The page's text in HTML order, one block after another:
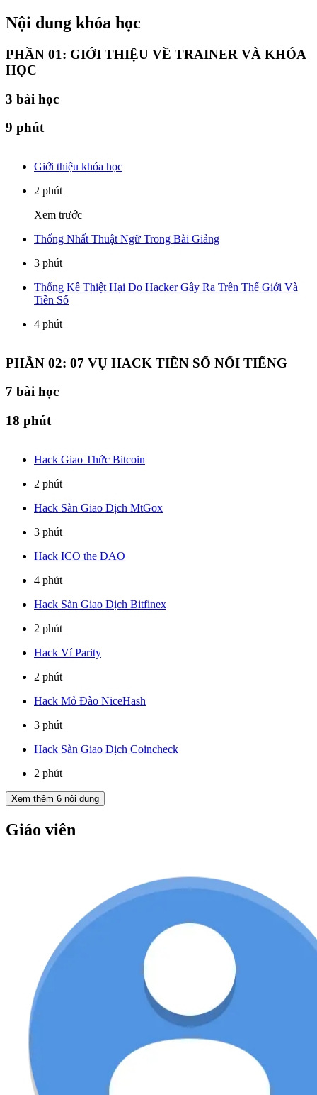
Nội dung khóa học
PHẦN 01: GIỚI THIỆU VỀ TRAINER VÀ KHÓA
HỌC
3 bài học
9 phút
Giới thiệu khóa học
2 phút
Xem trước
Thống Nhất Thuật Ngữ Trong Bài Giảng
3 phút
Thống Kê Thiệt Hại Do Hacker Gây Ra Trên Thế Giới Và
Tiền Số
4 phút
PHẦN 02: 07 VỤ HACK TIỀN SỐ NỔI TIẾNG
7 bài học
18 phút
Hack Giao Thức Bitcoin
2 phút
Hack Sàn Giao Dịch MtGox
3 phút
Hack ICO the DAO
4 phút
Hack Sàn Giao Dịch Bitfinex
2 phút
Hack Ví Parity
2 phút
Hack Mỏ Đào NiceHash
3 phút
Hack Sàn Giao Dịch Coincheck
2 phút
Xem thêm 6 nội dung
Giáo viên